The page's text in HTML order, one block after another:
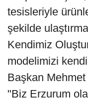
tesisleriyle
şekilde
Kendimiz
modelimizi
Başkan
"Biz Erzurum